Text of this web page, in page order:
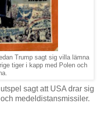
Trump sagt sig villa lämna
tiger i kapp med Polen och
sagt att USA drar sig
medeldistansmissiler.